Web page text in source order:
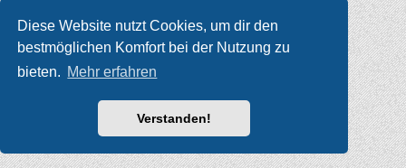
Diese Website nutzt Cookies, um dir den
bestmöglichen Komfort bei der Nutzung zu
bieten. Mehr erfahren
Verstanden!